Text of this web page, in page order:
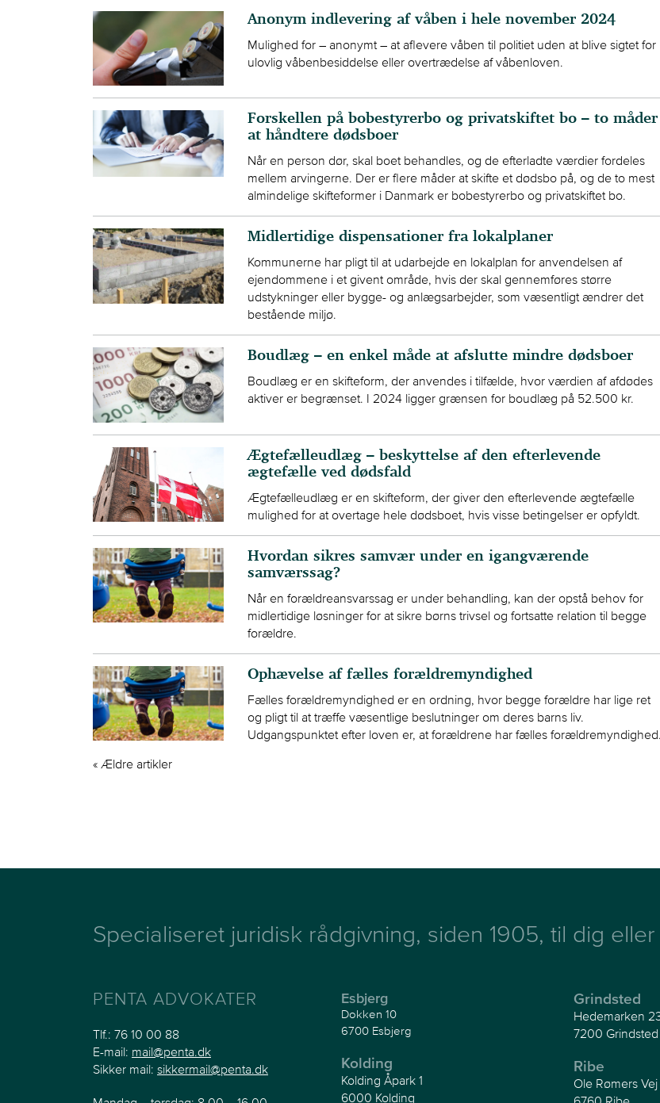
Anonym indlevering af våben i hele november 2024
Mulighed for – anonymt – at aflevere våben til politiet uden at blive sigtet for
ulovlig våbenbesiddelse eller overtrædelse af våbenloven.
Forskellen på bobestyrerbo og privatskiftet bo – to måder
at håndtere dødsboer
Når en person dør, skal boet behandles, og de efterladte værdier fordeles
mellem arvingerne. Der er flere måder at skifte et dødsbo på, og de to mest
almindelige skifteformer i Danmark er bobestyrerbo og privatskiftet bo.
Midlertidige dispensationer fra lokalplaner
Kommunerne har pligt til at udarbejde en lokalplan for anvendelsen af
ejendommene i et givent område, hvis der skal gennemføres større
udstykninger eller bygge- og anlægsarbejder, som væsentligt ændrer det
bestående miljø.
Boudlæg – en enkel måde at afslutte mindre dødsboer
Boudlæg er en skifteform, der anvendes i tilfælde, hvor værdien af afdødes
aktiver er begrænset. I 2024 ligger grænsen for boudlæg på 52.500 kr.
Ægtefælleudlæg – beskyttelse af den efterlevende
ægtefælle ved dødsfald
Ægtefælleudlæg er en skifteform, der giver den efterlevende ægtefælle
mulighed for at overtage hele dødsboet, hvis visse betingelser er opfyldt.
Hvordan sikres samvær under en igangværende
samværssag?
Når en forældreansvarssag er under behandling, kan der opstå behov for
midlertidige løsninger for at sikre børns trivsel og fortsatte relation til begge
forældre.
Ophævelse af fælles forældremyndighed
Fælles forældremyndighed er en ordning, hvor begge forældre har lige ret
og pligt til at træffe væsentlige beslutninger om deres barns liv.
Udgangspunktet efter loven er, at forældrene har fælles forældremyndighed.
« Ældre artikler
Specialiseret juridisk rådgivning, siden 1905, til dig
PENTA ADVOKATER
Tlf.: 76 10 00 88
E-mail: mail@penta.dk
Sikker mail: sikkermail@penta.dk
Esbjerg
Dokken 10
6700 Esbjerg
Kolding
Kolding Åpark 1
6000 Kolding
Grindsted
Hedemarken
7200 Grindsted
Ribe
Ole Rømers Vej